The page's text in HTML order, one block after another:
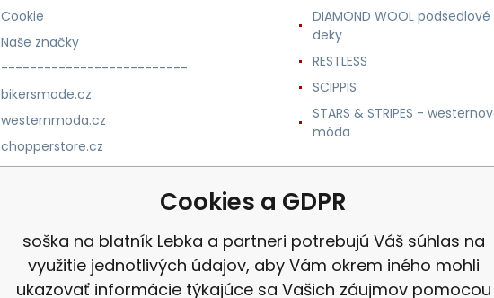
Cookie
Naše značky
--------------------------
bikersmode.cz
westernmoda.cz
chopperstore.cz
westerntrade.cz
DIAMOND WOOL podsedlové
deky
RESTLESS
SCIPPIS
STARS & STRIPES -
móda
Cookies a GDPR
soška na blatník Lebka a partneri potrebujú Váš súhlas na
využitie jednotlivých údajov, aby Vám okrem iného mohli
ukazovať informácie týkajúce sa Vašich záujmov pomocou